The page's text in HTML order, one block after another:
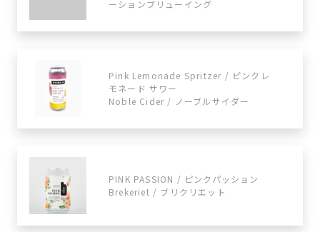
ーションブリューイング
Pink Lemonade Spritzer / ピンクレ
モネード サワー
Noble Cider / ノーブルサイダー
PINK PASSION / ピンクパッション
Brekeriet / ブリクリエット